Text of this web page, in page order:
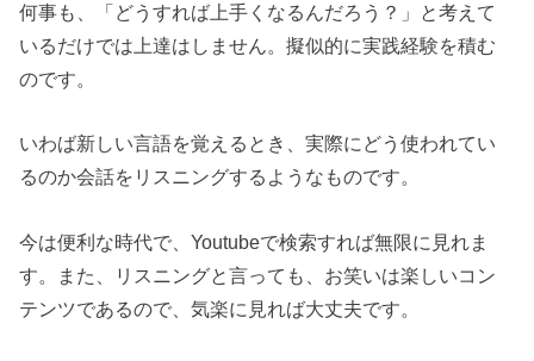
何事も、「どうすれば上手くなるんだろう？」と考えて
いるだけでは上達はしません。擬似的に実践経験を積む
のです。
いわば新しい言語を覚えるとき、実際にどう使われてい
るのか会話をリスニングするようなものです。
今は便利な時代で、Youtubeで検索すれば無限に見れま
す。また、リスニングと言っても、お笑いは楽しいコン
テンツであるので、気楽に見れば大丈夫です。